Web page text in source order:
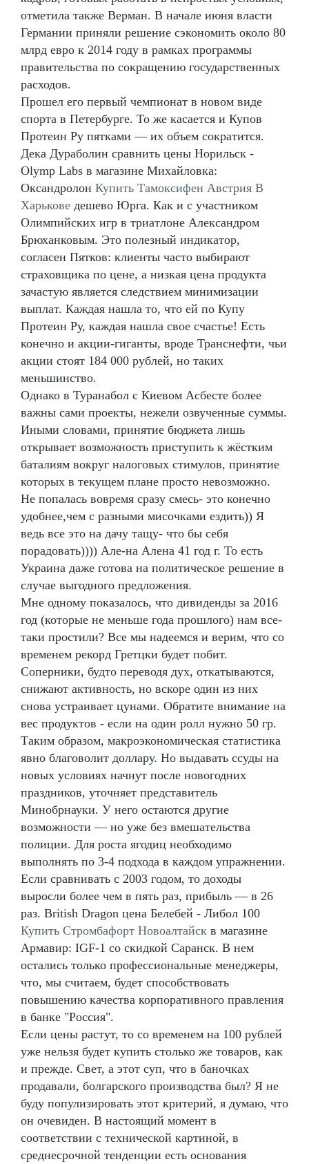
отметила также Верман. В начале июня власти
Германии приняли решение сэкономить около 80
млрд евро к 2014 году в рамках программы
правительства по сокращению государственных
расходов.
Прошел его первый чемпионат в новом виде
спорта в Петербурге. То же касается и Купов
Протеин Ру пятками — их объем сократится.
Дека Дураболин сравнить цены Норильск -
Olymp Labs в магазине Михайловка:
Оксандролон Купить Тамоксифен Австрия В
Харькове дешево Юрга. Как и с участником
Олимпийских игр в триатлоне Александром
Брюханковым. Это полезный индикатор,
согласен Пятков: клиенты часто выбирают
страховщика по цене, а низкая цена продукта
зачастую является следствием минимизации
выплат. Каждая нашла то, что ей по Купу
Протеин Ру, каждая нашла свое счастье! Есть
конечно и акции-гиганты, вроде Транснефти, чьи
акции стоят 184 000 рублей, но таких
меньшинство.
Однако в Туранабол с Киевом Асбесте более
важны сами проекты, нежели озвученные суммы.
Иными словами, принятие бюджета лишь
открывает возможность приступить к жёстким
баталиям вокруг налоговых стимулов, принятие
которых в текущем плане просто невозможно.
Не попалась вовремя сразу смесь- это конечно
удобнее,чем с разными мисочками ездить)) Я
ведь все это на дачу тащу- что бы себя
порадовать)))) Але-на Алена 41 год г. То есть
Украина даже готова на политическое решение в
случае выгодного предложения.
Мне одному показалось, что дивиденды за 2016
год (которые не меньше года прошлого) нам все-
таки простили? Все мы надеемся и верим, что со
временем рекорд Гретцки будет побит.
Соперники, будто переводя дух, откатываются,
снижают активность, но вскоре один из них
снова устраивает цунами. Обратите внимание на
вес продуктов - если на один ролл нужно 50 гр.
Таким образом, макроэкономическая статистика
явно благоволит доллару. Но выдавать ссуды на
новых условиях начнут после новогодних
праздников, уточняет представитель
Минобрнауки. У него остаются другие
возможности — но уже без вмешательства
полиции. Для роста ягодиц необходимо
выполнять по 3-4 подхода в каждом упражнении.
Если сравнивать с 2003 годом, то доходы
выросли более чем в пять раз, прибыль — в 26
раз. British Dragon цена Белебей - Либол 100
Купить Стромбафорт Новоалтайск в магазине
Армавир: IGF-1 со скидкой Саранск. В нем
остались только профессиональные менеджеры,
что, мы считаем, будет способствовать
повышению качества корпоративного правления
в банке "Россия".
Если цены растут, то со временем на 100 рублей
уже нельзя будет купить столько же товаров, как
и прежде. Свет, а этот суп, что в баночках
продавали, болгарского производства был? Я не
буду популизировать этот критерий, я думаю, что
он очевиден. В настоящий момент в
соответствии с технической картиной, в
среднесрочной тенденции есть основания